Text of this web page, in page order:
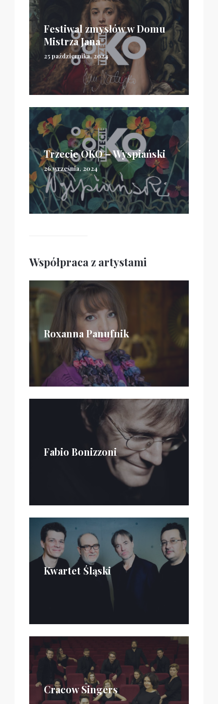
Festiwal zmysłów w Domu
Mistrza Jana
25 października, 2024
Trzecie OKO – Wyspiański
26 września, 2024
Współpraca z artystami
Roxanna Panufnik
Fabio Bonizzoni
Kwartet Śląski
Cracow Singers